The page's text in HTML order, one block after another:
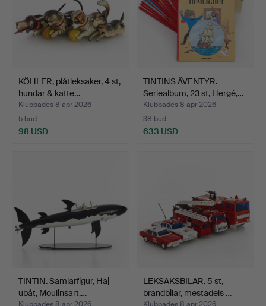
KÖHLER, plåtleksaker, 4 st,
hundar & katte…
Klubbades 8 apr 2026
5 bud
98 USD
TINTINS ÄVENTYR.
Seriealbum, 23 st, Hergé,…
Klubbades 8 apr 2026
38 bud
633 USD
TINTIN. Samlarfigur, Haj-
ubåt, Moulinsart,…
Klubbades 8 apr 2026
LEKSAKSBILAR. 5 st,
brandbilar, mestadels …
Klubbades 8 apr 2026